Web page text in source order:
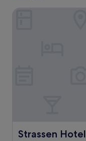
Strassen Hotel
Strassen Hotel